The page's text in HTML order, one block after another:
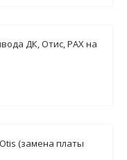
ДК, Отис, PAX на
(замена платы